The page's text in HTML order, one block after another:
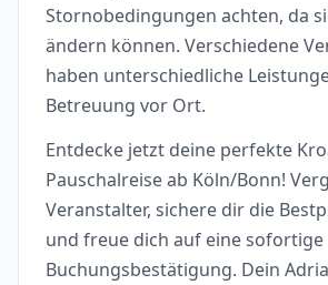
Stornobedingungen achten, da
ändern können. Verschiedene
haben unterschiedliche
Betreuung vor Ort.
Entdecke jetzt deine perfekte
Pauschalreise ab Köln/Bonn!
Veranstalter, sichere dir die
und freue dich auf eine sofortige
Buchungsbestätigung. Dein